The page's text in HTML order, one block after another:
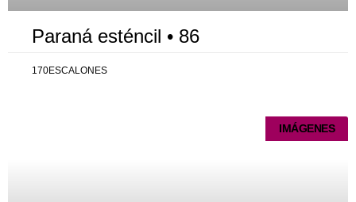
Paraná esténcil • 86
170ESCALONES
IMÁGENES